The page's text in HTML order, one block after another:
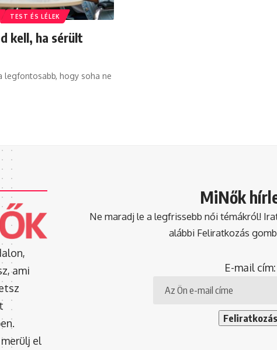
TEST ÉS LÉLEK
kell, ha sérült
legfontosabb, hogy soha ne
ami
el
MiNők
Ne maradj le a legfrissebb női témákról!
alábbi Feliratkozás
E-mail cím: